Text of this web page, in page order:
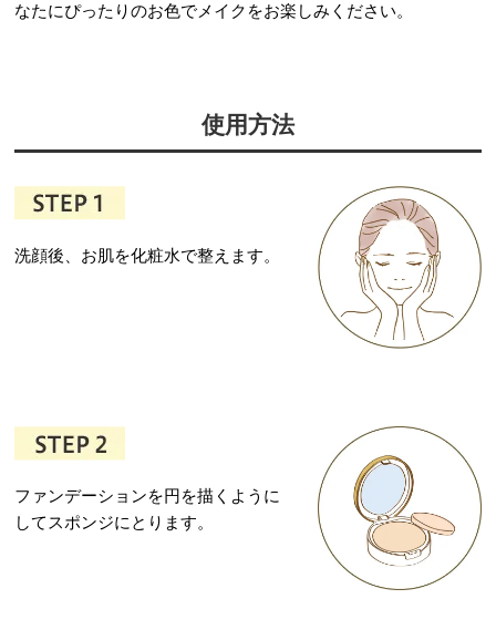
なたにぴったりのお色でメイクをお楽しみください。
使用方法
洗顔後、お肌を化粧水で整えます。
ファンデーションを円を描くように
してスポンジにとります。